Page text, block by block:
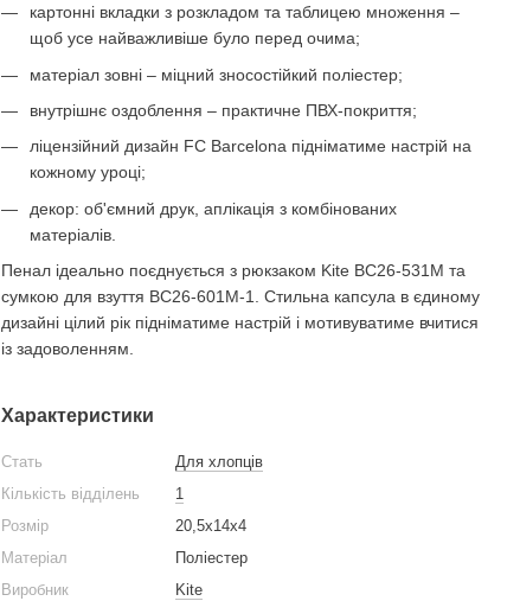
картонні вкладки з розкладом та таблицею множення –
щоб усе найважливіше було перед очима;
матеріал зовні – міцний зносостійкий поліестер;
внутрішнє оздоблення – практичне ПВХ-покриття;
ліцензійний дизайн FC Barcelona підніматиме настрій на
кожному уроці;
декор: об'ємний друк, аплікація з комбінованих
матеріалів.
Пенал ідеально поєднується з рюкзаком Kite BC26-531M та
сумкою для взуття BC26-601M-1. Стильна капсула в єдиному
дизайні цілий рік підніматиме настрій і мотивуватиме вчитися
із задоволенням.
Характеристики
Стать
Для хлопців
Кількість відділень
1
Розмір
20,5х14х4
Матеріал
Поліестер
Виробник
Kite